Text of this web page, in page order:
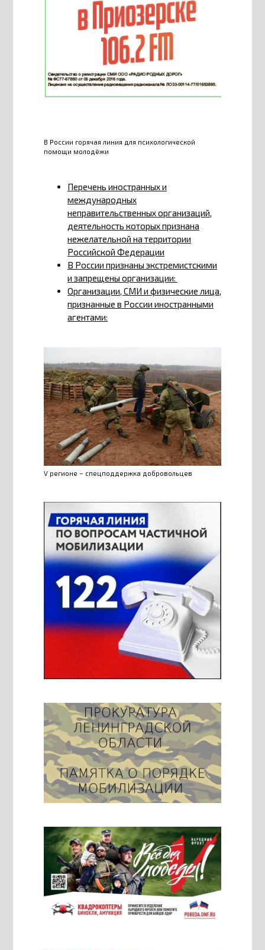
В России горячая линия для психологической
помощи молодёжи
Перечень иностранных и
международных
неправительственных организаций,
деятельность которых признана
нежелательной на территории
Российской Федерации
В России признаны экстремистскими
и запрещены организации:
Организации, СМИ и физические лица,
признанные в России иностранными
агентами:
V регионе – спецподдержка добровольцев